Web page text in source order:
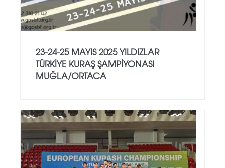
23-24-25 MAYIS 2025 YILDIZLAR
TÜRKİYE KURAŞ ŞAMPİYONASI
MUĞLA/ORTACA